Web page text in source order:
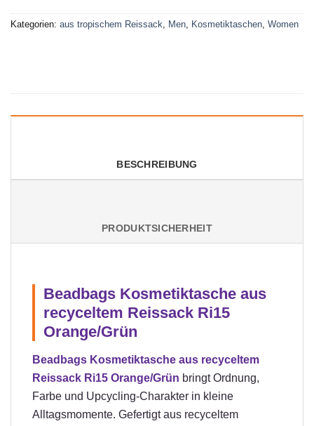
Kategorien: aus tropischem Reissack, Men, Kosmetiktaschen, Women
BESCHREIBUNG
PRODUKTSICHERHEIT
Beadbags Kosmetiktasche aus
recyceltem Reissack Ri15
Orange/Grün
Beadbags Kosmetiktasche aus recyceltem
Reissack Ri15 Orange/Grün bringt Ordnung,
Farbe und Upcycling-Charakter in kleine
Alltagsmomente. Gefertigt aus recyceltem